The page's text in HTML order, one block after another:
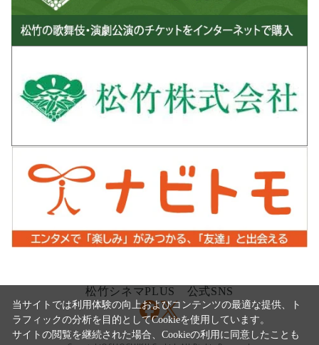
松竹シネマPLUS 公式SNS
当サイトでは利用体験の向上およびコンテンツの最適な提供、ト
ラフィックの分析を目的としてCookieを使用しています。
サイトの閲覧を継続された場合、Cookieの利用に同意したことも